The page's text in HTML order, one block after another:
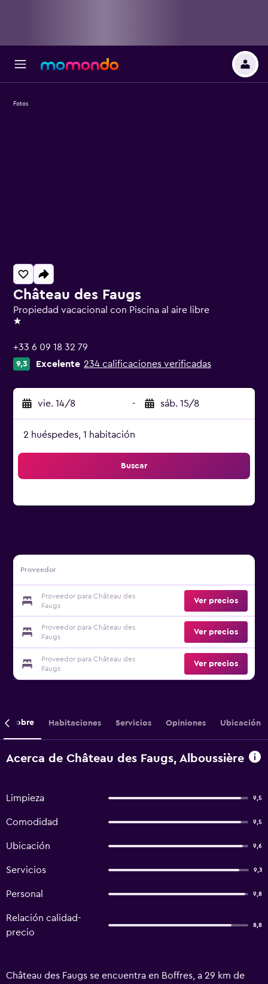
Château des Faugs
Propiedad vacacional con Piscina al aire libre
1 estrella
+33 6 09 18 32 79
9,3 Excelente 234 calificaciones verificadas
vie. 14/8 - sáb. 15/8
2 huéspedes, 1 habitación
Buscar
Proveedor
Proveedor para Château des
Faugs
Ver precios
Proveedor para Château des
Faugs
Ver precios
Proveedor para Château des
Faugs
Ver precios
Fotos
Sobre Habitaciones Servicios Opiniones Ubicación
Acerca de Château des Faugs, Alboussière
Limpieza 9,5
Comodidad 9,5
Ubicación 9,6
Servicios 9,3
Personal 9,8
Relación calidad-
precio
8,8
Château des Faugs se encuentra en Boffres, a 29 km de